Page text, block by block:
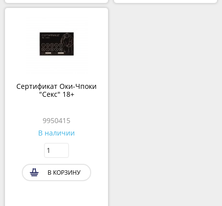
Сертификат Оки-Чпоки
"Секс" 18+
9950415
В наличии
В КОРЗИНУ